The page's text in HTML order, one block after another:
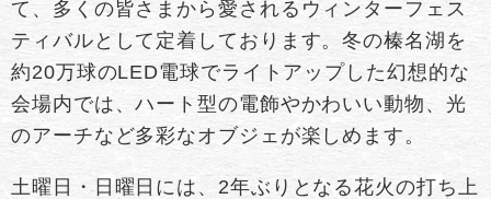
て、多くの皆さまから愛されるウィンターフェス
ティバルとして定着しております。冬の榛名湖を
約20万球のLED電球でライトアップした幻想的な
会場内では、ハート型の電飾やかわいい動物、光
のアーチなど多彩なオブジェが楽しめます。
土曜日・日曜日には、2年ぶりとなる花火の打ち上